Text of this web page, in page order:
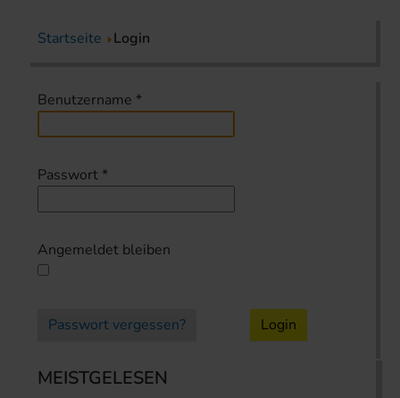
Startseite Login
Benutzername *
Passwort *
Angemeldet bleiben
Passwort vergessen? Login
MEISTGELESEN